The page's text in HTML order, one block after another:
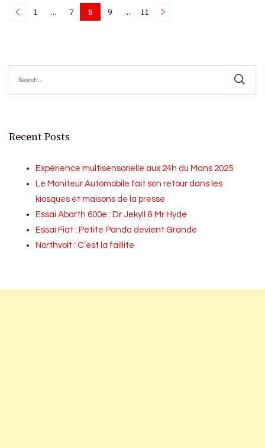
Posts
Page
1 … Page
7 Page
8 Page
9 … Page
11
for:
Recent Posts
Expérience multisensorielle aux 24h du Mans 2025
Le Moniteur Automobile fait son retour dans les
kiosques et maisons de la presse
Essai Abarth 600e : Dr Jekyll & Mr Hyde
Essai Fiat : Petite Panda devient Grande
Northvolt : C’est la faillite